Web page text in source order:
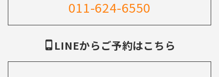
011-624-6550
LINEからご予約はこちら